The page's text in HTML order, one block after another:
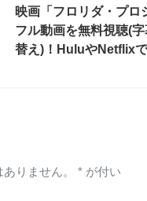
映画「フロリダ・プロ
フル動画を無料視聴(
替え)！HuluやNetflix
りません。 *が付い